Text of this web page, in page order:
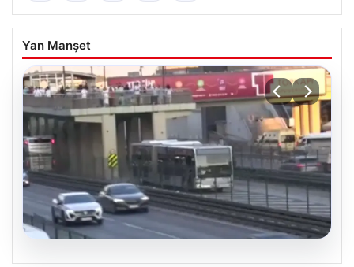
Yan Manşet
04.08.2026